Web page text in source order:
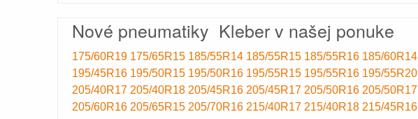
Nové pneumatiky Kleber v našej ponuke
175/60R19 175/65R15 185/55R14 185/55R15 185/55R16 185/60R14
195/45R16 195/50R15 195/50R16 195/55R15 195/55R16 195/55R20
205/40R17 205/40R18 205/45R16 205/45R17 205/50R16 205/50R17
205/60R16 205/65R15 205/70R16 215/40R17 215/40R18 215/45R16